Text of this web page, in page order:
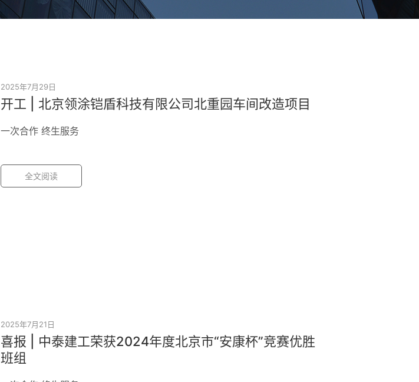
2025年7月29日
开工 | 北京领涂铠盾科技有限公司北重园车间改造项目
一次合作 终生服务
全文阅读
2025年7月21日
喜报 | 中泰建工荣获2024年度北京市“安康杯”竞赛优胜
班组